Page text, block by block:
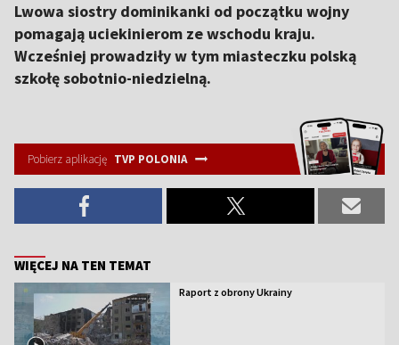
Lwowa siostry dominikanki od początku wojny
pomagają uciekinierom ze wschodu kraju.
Wcześniej prowadziły w tym miasteczku polską
szkołę sobotnio-niedzielną.
Pobierz aplikację TVP POLONIA
WIĘCEJ NA TEN TEMAT
Raport z obrony Ukrainy